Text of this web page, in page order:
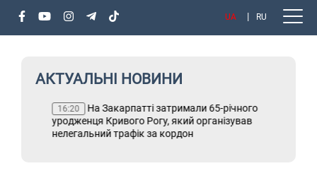
UA RU
АКТУАЛЬНІ НОВИНИ
16:20 На Закарпатті затримали 65-річного
уродженця Кривого Рогу, який організував
нелегальний трафік за кордон